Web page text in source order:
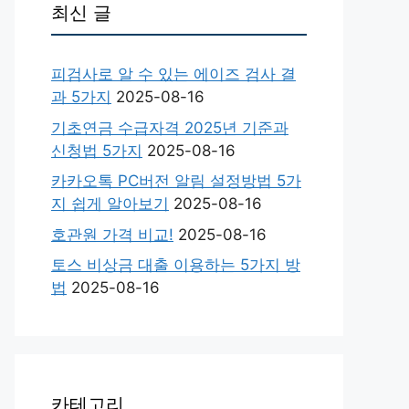
최신 글
피검사로 알 수 있는 에이즈 검사 결
과 5가지 2025-08-16
기초연금 수급자격 2025년 기준과
신청법 5가지 2025-08-16
카카오톡 PC버전 알림 설정방법 5가
지 쉽게 알아보기 2025-08-16
호관원 가격 비교! 2025-08-16
토스 비상금 대출 이용하는 5가지 방
법 2025-08-16
카테고리